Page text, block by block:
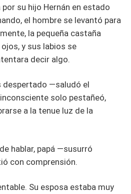
su hijo Hernán en estado
el hombre se levantó para
la pequeña castaña
y sus labios se
decir algo.
despertado —saludó el
solo pestañeó,
a la tenue luz de la
hablar, papá —susurró
con comprensión.
Su esposa estaba muy